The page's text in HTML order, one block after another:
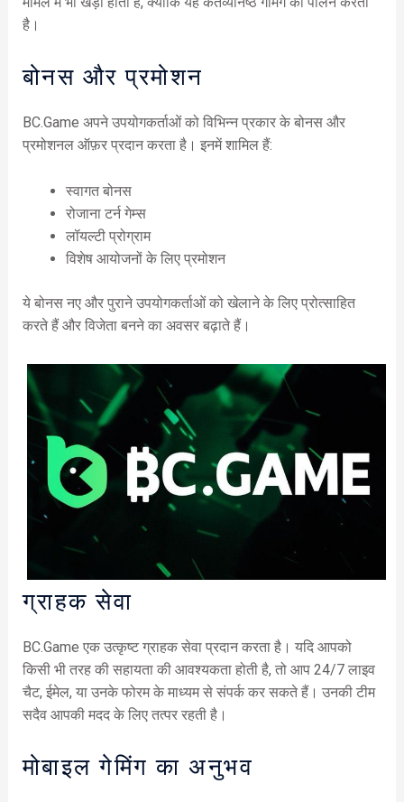
है।
बोनस और प्रमोशन
BC.Game अपने उपयोगकर्ताओं को विभिन्न प्रकार के बोनस और
प्रमोशनल ऑफ़र प्रदान करता है। इनमें शामिल हैं:
स्वागत बोनस
रोजाना टर्न गेम्स
लॉयल्टी प्रोग्राम
विशेष आयोजनों के लिए प्रमोशन
ये बोनस नए और पुराने उपयोगकर्ताओं को खेलाने के लिए प्रोत्साहित
करते हैं और विजेता बनने का अवसर बढ़ाते हैं।
ग्राहक सेवा
BC.Game एक उत्कृष्ट ग्राहक सेवा प्रदान करता है। यदि आपको
किसी भी तरह की सहायता की आवश्यकता होती है, तो आप 24/7 लाइव
चैट, ईमेल, या उनके फोरम के माध्यम से संपर्क कर सकते हैं। उनकी टीम
सदैव आपकी मदद के लिए तत्पर रहती है।
मोबाइल गेमिंग का अनुभव